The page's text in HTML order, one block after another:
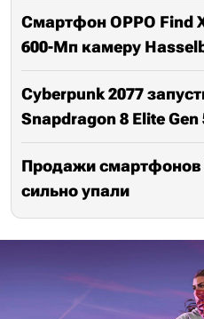
Смартфон OPPO Find
600-Мп камеру
Cyberpunk 2077
Snapdragon 8 Elite Gen
Продажи смартфонов
сильно упали